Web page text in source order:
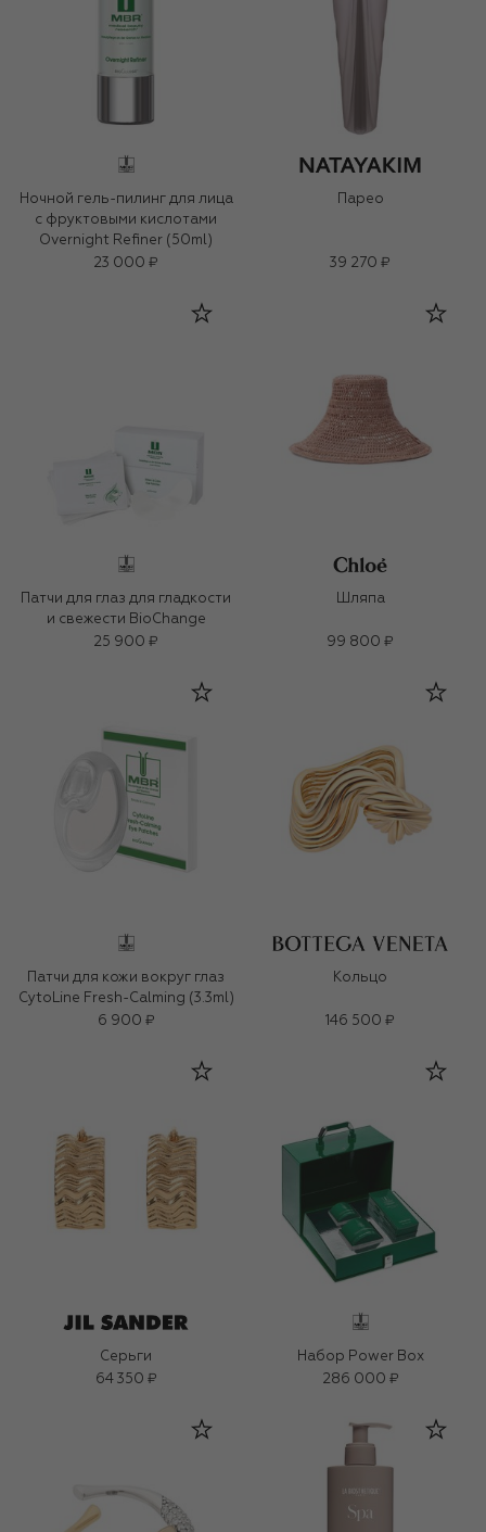
Ночной гель-пилинг для лица
с фруктовыми кислотами
Overnight Refiner (50ml)
23 000 ₽
Парео
39 270 ₽
Патчи для глаз для гладкости
и свежести BioChange
25 900 ₽
Шляпа
99 800 ₽
Патчи для кожи вокруг глаз
CytoLine Fresh-Calming (3.3ml)
6 900 ₽
Кольцо
146 500 ₽
Серьги
64 350 ₽
Набор Power Box
286 000 ₽